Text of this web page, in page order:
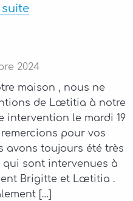
suite
2024
maison , nous ne
de Lætitia à notre
intervention le mardi 19
pour vos
avons toujours été très
sont intervenues à
Brigitte et Lætitia .
[…]